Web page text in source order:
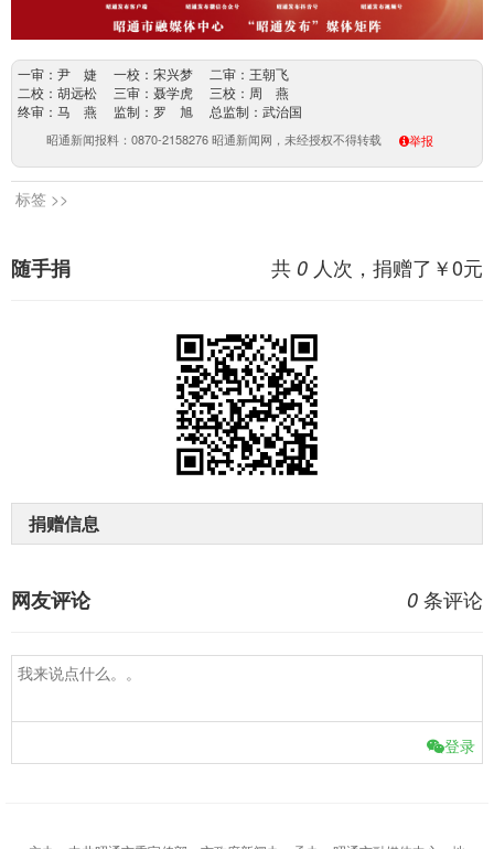
一审：尹 婕 一校：宋兴梦 二审：王朝飞
二校：胡远松 三审：聂学虎 三校：周 燕
终审：马 燕 监制：罗 旭 总监制：武治国
昭通新闻报料：0870-2158276 昭通新闻网，未经授权不得转载 举报
标签 >>
共 0 人次，捐赠了￥0元
随手捐
捐赠信息
0 条评论
网友评论
登录